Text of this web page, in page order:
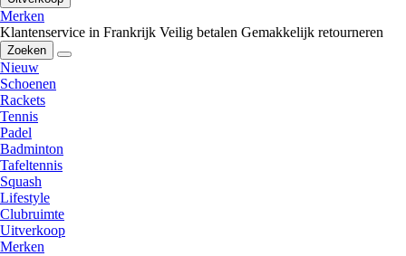
Merken
Klantenservice in Frankrijk Veilig betalen Gemakkelijk retourneren
Zoeken
Nieuw
Schoenen
Rackets
Tennis
Padel
Badminton
Tafeltennis
Squash
Lifestyle
Clubruimte
Uitverkoop
Merken